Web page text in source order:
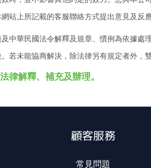
站上所記載的客服聯絡方式提出意見及反應
中華民國法令解釋及規章、慣例為依據
若未能協商解決，除法律另有規定者外，
律解釋、補充及辦理。
顧客服務
常見問題